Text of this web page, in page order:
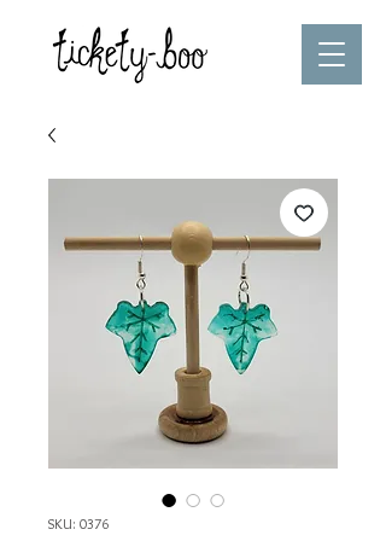
SKU: 0376